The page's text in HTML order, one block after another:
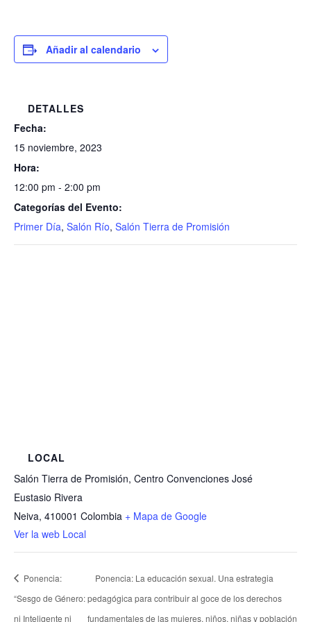
Añadir al calendario
DETALLES
Fecha:
15 noviembre, 2023
Hora:
12:00 pm - 2:00 pm
Categorías del Evento:
Primer Día, Salón Río, Salón Tierra de Promisión
LOCAL
Salón Tierra de Promisión, Centro Convenciones José
Eustasio Rivera
Neiva, 410001 Colombia + Mapa de Google
Ver la web Local
Ponencia:
“Sesgo de Género:
ni Inteligente ni
Ponencia: La educación sexual. Una estrategia
pedagógica para contribuir al goce de los derechos
fundamentales de las mujeres, niños, niñas y población